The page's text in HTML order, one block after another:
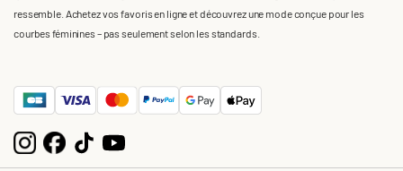
ressemble. Achetez vos favoris en ligne et découvrez une mode conçue pour les
courbes féminines – pas seulement selon les standards.